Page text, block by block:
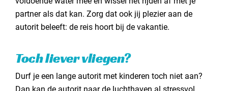
partner als dat kan. Zorg dat ook jij plezier aan de
autorit beleeft: de reis hoort bij de vakantie.
Toch liever vliegen?
Durf je een lange autorit met kinderen toch niet aan?